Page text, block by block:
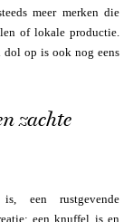
meer merken die
of lokale productie.
dol op is ook nog eens
zachte
een rustgevende
een knuffel is en